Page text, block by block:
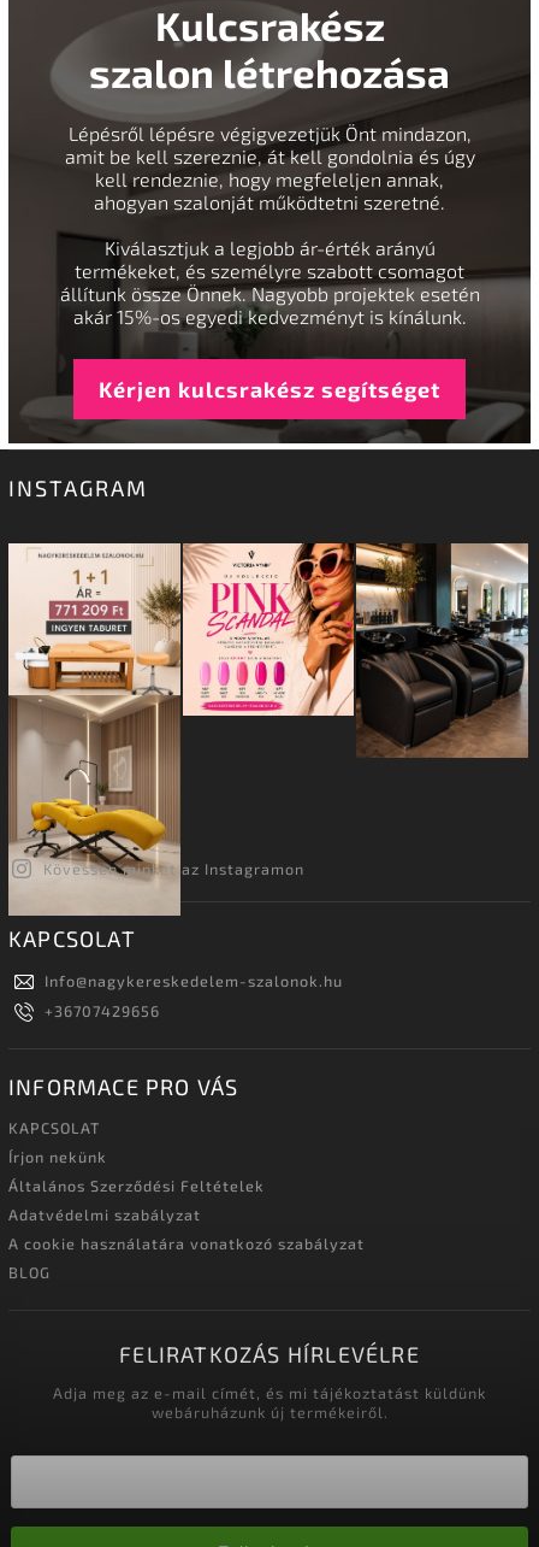
Kulcsrakész
szalon létrehozása
Lépésről lépésre végigvezetjük Önt mindazon,
amit be kell szereznie, át kell gondolnia és úgy
kell rendeznie, hogy megfeleljen annak,
ahogyan szalonját működtetni szeretné.
Kiválasztjuk a legjobb ár-érték arányú
termékeket, és személyre szabott csomagot
állítunk össze Önnek. Nagyobb projektek esetén
akár 15%-os egyedi kedvezményt is kínálunk.
Kérjen kulcsrakész segítséget
INSTAGRAM
Kövessen minket az Instagramon
KAPCSOLAT
Info@nagykereskedelem-szalonok.hu
+36707429656
INFORMACE PRO VÁS
KAPCSOLAT
Írjon nekünk
Általános Szerződési Feltételek
Adatvédelmi szabályzat
A cookie használatára vonatkozó szabályzat
BLOG
FELIRATKOZÁS HÍRLEVÉLRE
Adja meg az e-mail címét, és mi tájékoztatást küldünk
webáruházunk új termékeiről.